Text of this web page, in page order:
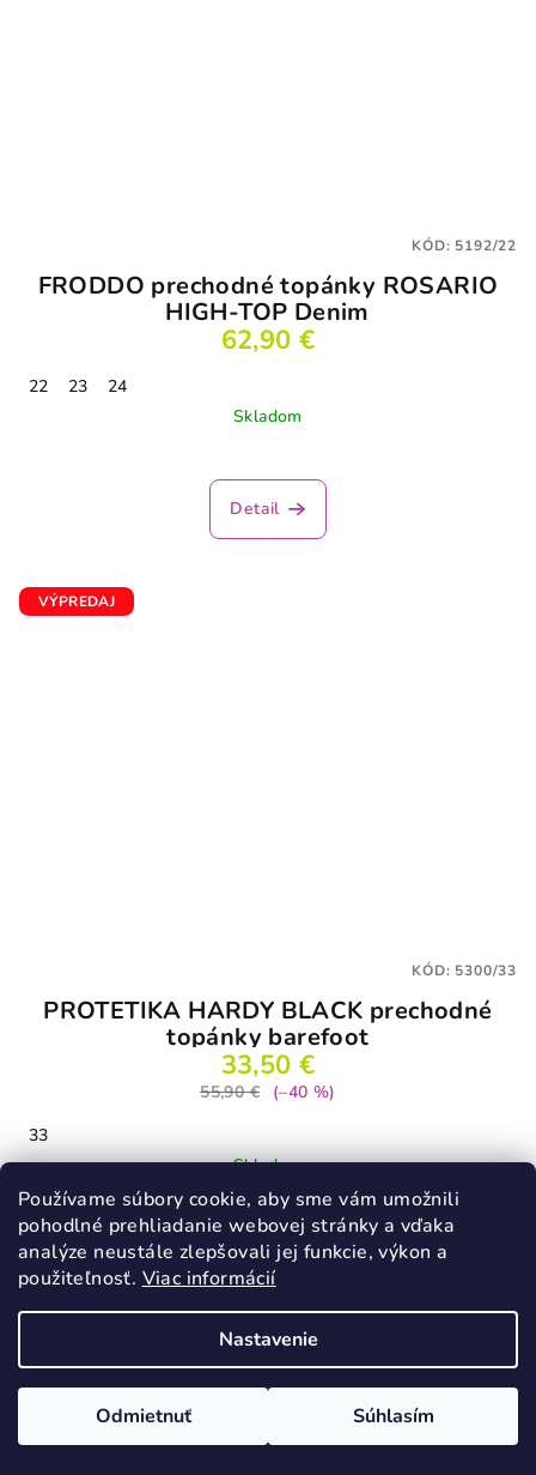
Používame súbory cookie, aby sme vám umožnili
pohodlné prehliadanie webovej stránky a vďaka
analýze neustále zlepšovali jej funkcie, výkon a
použiteľnosť. Viac informácií
Nastavenie
Odmietnuť Súhlasím
FRODDO prechodné topánky ROSARIO
HIGH-TOP Denim
62,90 €
22 23
24
Skladom
Detail
KÓD: 5192/22
VÝPREDAJ
PROTETIKA HARDY BLACK prechodné
topánky barefoot
33,50 €
55,90 €
(–40 %)
33
Skladom
Detail
KÓD: 5300/33